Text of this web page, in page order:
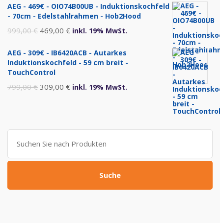
war:
ist:
AEG - 469€ - OIO74B00UB - Induktionskochfeld
- 70cm - Edelstahlrahmen - Hob2Hood
999,00€ Ursprünglicher
war:
999,00 €
469,00 €Aktueller
ist:
inkl. 19% MwSt.
AEG - 309€ - IB6420ACB - Autarkes
Induktionskochfeld - 59 cm breit -
TouchControl
799,00€ Ursprünglicher
799,00 €
309,00 €Aktueller
309,00 €.
inkl. 19% MwSt.
Suche
nach:
Suche